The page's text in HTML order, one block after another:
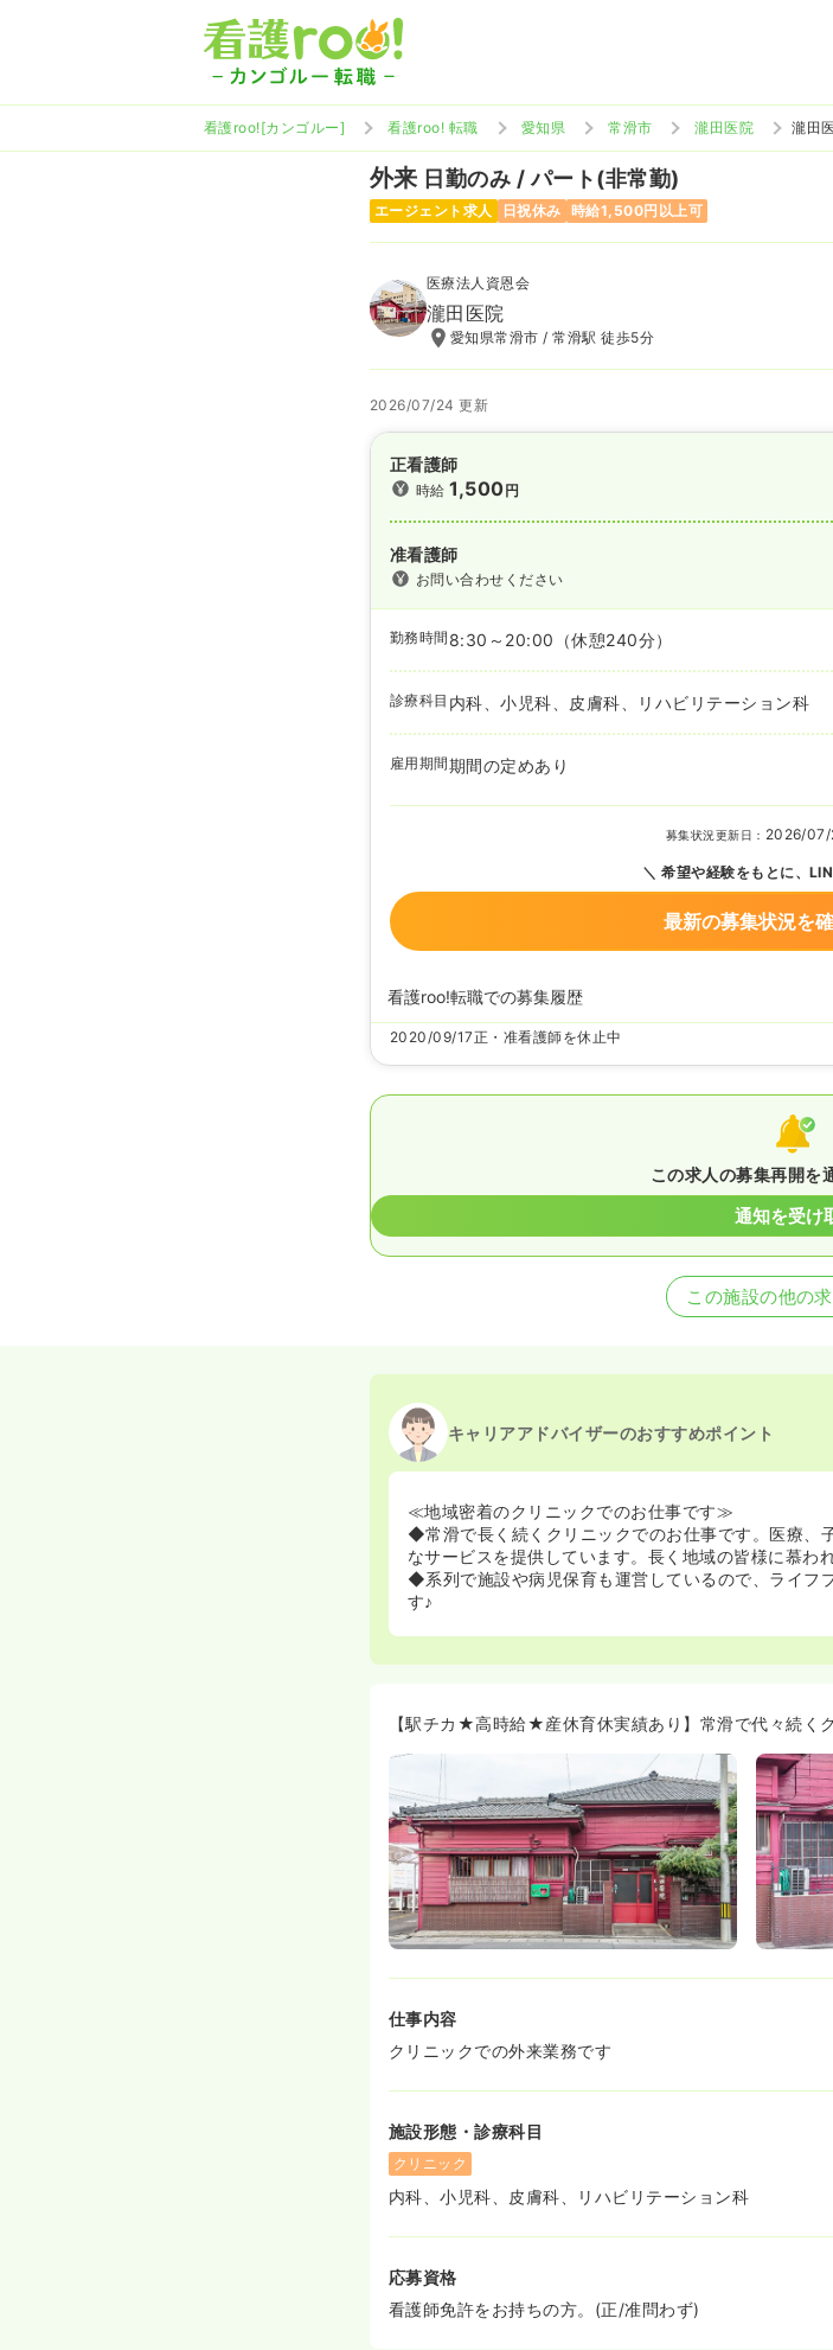
看護roo![カンゴルー] 看護roo! 転職 愛知県 常滑市 瀧田医院 瀧田
外来 日勤のみ / パート(非常勤)
エージェント求人 日祝休み 時給1,500円以上可
医療法人資恩会
瀧田医院
愛知県常滑市 / 常滑駅 徒歩5分
2026/07/24 更新
正看護師
時給1,500円
准看護師
お問い合わせください
勤務時間 8:30～20:00 （休憩240分）
診療科目 内科、小児科、皮膚科、リハビリテーション科
雇用期間期間の定めあり
募集状況更新日： 2026/07/
希望や経験をもとに、
最新の募集状況を
看護roo!転職での募集履歴
2020/09/17正・准看護師を休止中
この求人の募集再開を
通知を受け
この施設の他の
キャリアアドバイザーのおすすめポイント
≪地域密着のクリニックでのお仕事です≫
◆常滑で長く続くクリニックでのお仕事です。医療、
なサービスを提供しています。長く地域の皆様に慕わ
◆系列で施設や病児保育も運営しているので、ライフ
す♪
【駅チカ★高時給★産休育休実績あり】常滑で代々続く
仕事内容
クリニックでの外来業務です
施設形態・診療科目
クリニック
内科、小児科、皮膚科、リハビリテーション科
応募資格
看護師免許をお持ちの方。(正/准問わず)